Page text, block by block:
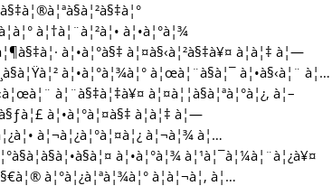
à¦†à¦¨à¦²à¦• à¦•à¦°à¦¾
à¦•à¦°à§‡ à¦¤à§‹à¦²à§‡à¥¤ à¦à¦‡ à¦—
à¦•à¦°à¦¾à¦° à¦œà¦¨à§à¦¯ à¦•à§‹à¦¨ à¦…
à¦¨à§‡à¦‡à¥¤ à¦¤à¦¦à§à¦ªà¦°à¦¿, à¦–
à¦•à¦°à¦¤à§‡ à¦à¦‡ à¦—
à¦¬à¦¿à¦°à¦¤à¦¿ à¦¬à¦¾ à¦…
à¦•à¦°à¦¾ à¦¹à¦¯à¦¼à¦¨à¦¿à¥¤
à¦°à¦¿à¦ªà¦¾à¦° à¦à¦¬à¦‚ à¦…